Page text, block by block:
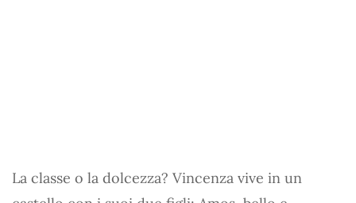
La classe o la dolcezza? Vincenza vive in un